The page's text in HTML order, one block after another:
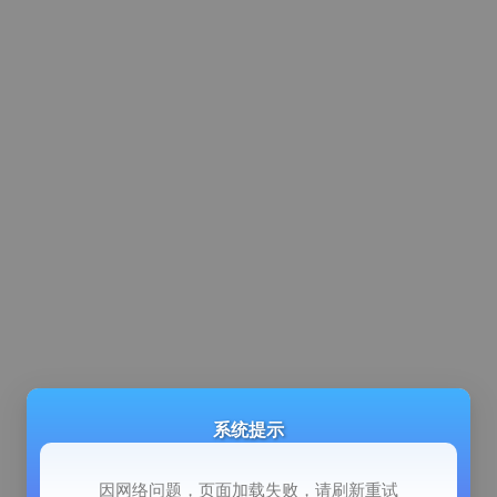
系统提示
因网络问题，页面加载失败，请刷新重试